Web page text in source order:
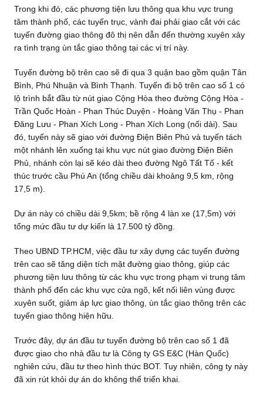
Trong khi đó, các phương tiện lưu thông qua khu vực trung
tâm thành phố, các tuyến trục, vành đai phải giao cắt với các
tuyến đường giao thông đô thị nên dẫn đến thường xuyên xảy
ra tình trạng ùn tắc giao thông tại các vị trí này.
Tuyến đường bộ trên cao sẽ đi qua 3 quận bao gồm quận Tân
Bình, Phú Nhuận và Bình Thạnh. Tuyến đi bộ trên cao số 1 có
lộ trình bắt đầu từ nút giao Cộng Hòa theo đường Cộng Hòa -
Trần Quốc Hoàn - Phan Thúc Duyện - Hoàng Văn Thụ - Phan
Đăng Lưu - Phan Xích Long - Phan Xích Long (nối dài). Sau
đó, tuyến này sẽ giao với đường Điện Biên Phủ và tuyến tách
một nhánh lên xuống tại khu vực nút giao đường Điện Biên
Phủ, nhánh còn lại sẽ kéo dài theo đường Ngô Tất Tố - kết
thúc trước cầu Phú An (tổng chiều dài khoảng 9,5 km, rộng
17,5 m).
Dự án này có chiều dài 9,5km; bề rộng 4 làn xe (17,5m) với
tổng mức đầu tư dự kiến là 17.500 tỷ đồng.
Theo UBND TP.HCM, việc đầu tư xây dựng các tuyến đường
trên cao sẽ tăng diện tích mặt đường giao thông, giúp các
phương tiện lưu thông từ các khu vực trong phạm vi trung tâm
thành phố đến các khu vực cửa ngõ, kết nối liên vùng được
xuyên suốt, giảm áp lực giao thông, ùn tắc giao thông trên các
tuyến giao thông hiện hữu.
Trước đây, dự án đầu tư tuyến đường bộ trên cao số 1 đã
được giao cho nhà đầu tư là Công ty GS E&C (Hàn Quốc)
nghiên cứu, đầu tư theo hình thức BOT. Tuy nhiên, công ty này
đã xin rút khỏi dự án do không thể triển khai.